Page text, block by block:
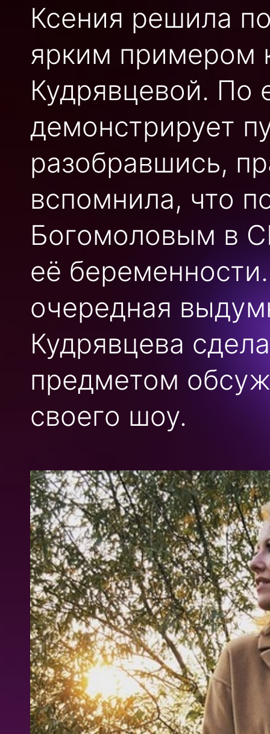
Ксения решила
ярким примером
Кудрявцевой. По
демонстрирует
разобравшись,
вспомнила, что
Богомоловым в
её
очередная
Кудрявцева
предметом
своего шоу.